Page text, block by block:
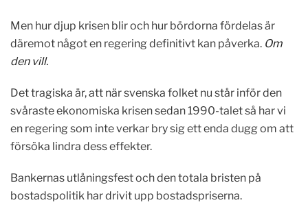
Men hur djup krisen blir och hur bördorna fördelas är
däremot något en regering definitivt kan påverka. Om
den vill.
Det tragiska är, att när svenska folket nu står inför den
svåraste ekonomiska krisen sedan 1990-talet så har vi
en regering som inte verkar bry sig ett enda dugg om att
försöka lindra dess effekter.
Bankernas utlåningsfest och den totala bristen på
bostadspolitik har drivit upp bostadspriserna.